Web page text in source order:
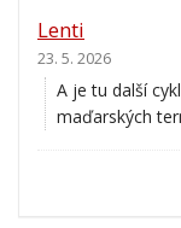
Lenti
23. 5. 2026
A je tu další
maďarských